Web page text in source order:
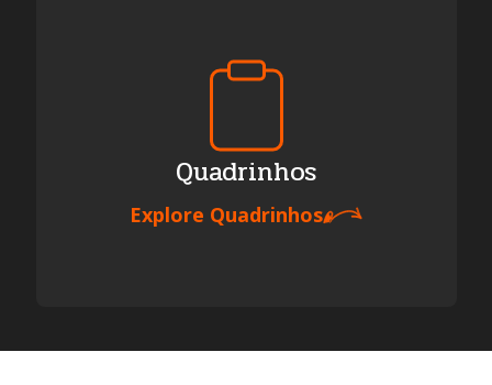
Quadrinhos
Explore Quadrinhos